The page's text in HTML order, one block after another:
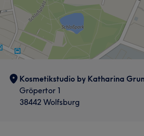
Kosmetikstudio by Katharina
Gröpertor 1
38442 Wolfsburg